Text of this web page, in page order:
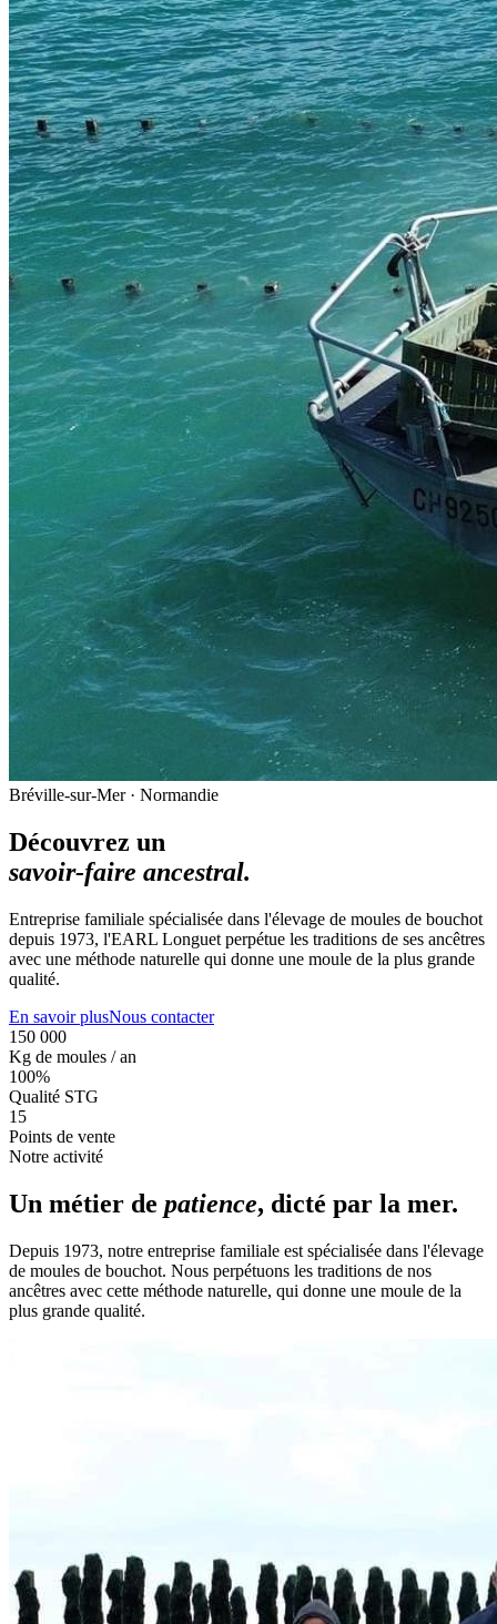
Bréville-sur-Mer · Normandie
Découvrez un
savoir-faire ancestral.
Entreprise familiale spécialisée dans l'élevage de moules de bouchot
depuis 1973, l'EARL Longuet perpétue les traditions de ses ancêtres
avec une méthode naturelle qui donne une moule de la plus grande
qualité.
En savoir plusNous contacter
150 000
Kg de moules / an
100%
Qualité STG
15
Points de vente
Notre activité
Un métier de patience, dicté par la mer.
Depuis 1973, notre entreprise familiale est spécialisée dans l'élevage
de moules de bouchot. Nous perpétuons les traditions de nos
ancêtres avec cette méthode naturelle, qui donne une moule de la
plus grande qualité.